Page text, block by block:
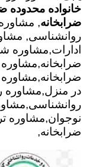
خانواده محدوده
ضرابخانه,
روانشناسی,
ادارات,مشاوره
ضرابخانه,مشاوره
ضرابخانه,مشاوره
در منزل,مشاوره
نوجوان,مشاوره
ضرابخانه,